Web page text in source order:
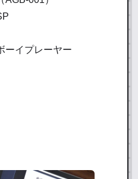
ーイプレーヤー